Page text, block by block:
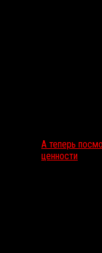
А теперь
ценности